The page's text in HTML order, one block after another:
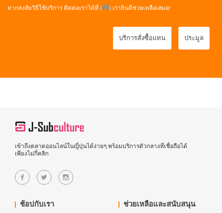
หากสงสัยวิธีใช้บริการ ติดต่อเราได้ที่ [ที่นี่] เรายินดีช่วยเหลือเสมอ!
บริการสั่งซื้อแทน ประมูล
เข้าถึงตลาดออนไลน์ในญี่ปุ่นได้ง่ายๆ พร้อมบริการตัวกลางที่เชื่อถือได้
เพียงไม่กี่คลิก
ช้อปกับเรา ช่วยเหลือและสนับสนุน